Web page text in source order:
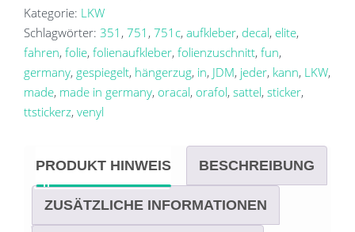
fahren
kann
Jeder
Menge
Kategorie: LKW
Schlagwörter: 351 , 751 , 751c, aufkleber, decal, elite,
fahren, folie, folienaufkleber, folienzuschnitt, fun,
germany, gespiegelt, hängerzug, in, JDM, jeder, kann, LKW,
made, made in germany, oracal, orafol, sattel, sticker,
ttstickerz, venyl
PRODUKT HINWEIS BESCHREIBUNG
ZUSÄTZLICHE INFORMATIONEN